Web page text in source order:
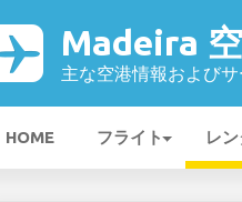
Madeira
主な空港情報およびサ
HOME フライト レ